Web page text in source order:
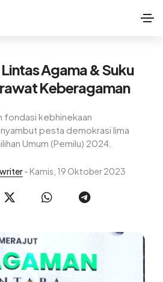
Agama & Suku
Keberagaman
fondasi kebhinekaan
pesta demokrasi lima
Umum (Pemilu) 2024.
- Kamis, 19 Oktober 2023